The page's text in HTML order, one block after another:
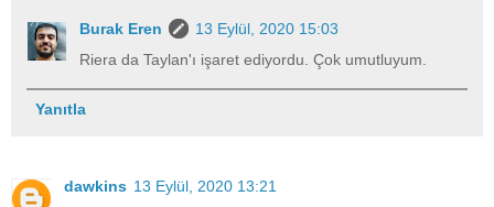
Burak Eren
13 Eylül, 2020 15:03
Riera da Taylan'ı işaret ediyordu. Çok umutluyum.
Yanıtla
dawkins 13 Eylül, 2020 13:21